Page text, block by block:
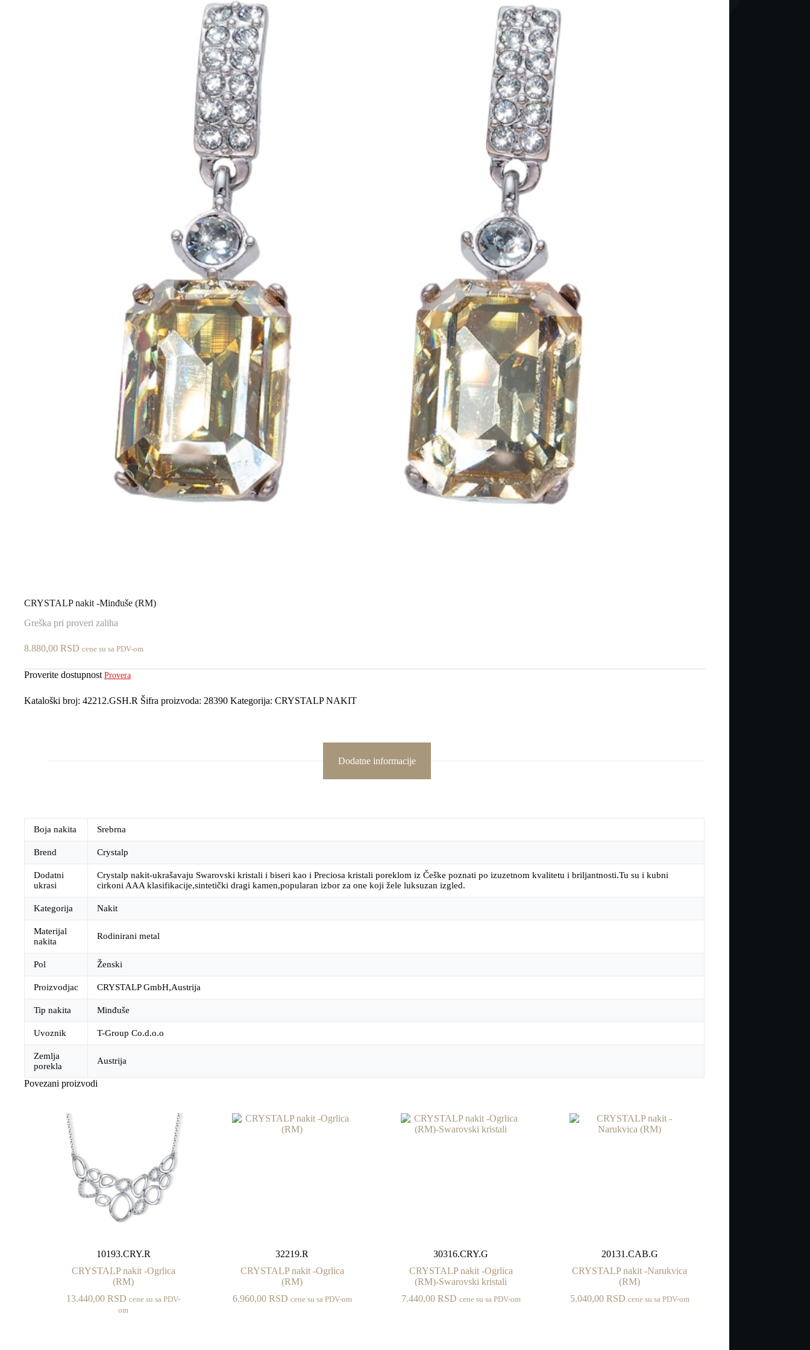
CRYSTALP nakit -Minđuše (RM)
Greška pri proveri zaliha
8.880,00 RSD cene su sa PDV-om
Proverite dostupnost Provera
Kataloški broj: 42212.GSH.R Šifra proizvoda: 28390 Kategorija: CRYSTALP NAKIT
Dodatne informacije
Boja nakita Srebrna
Brend Crystalp
Dodatni
ukrasi
Crystalp nakit-ukrašavaju Swarovski kristali i biseri kao i Preciosa kristali poreklom iz Češke poznati po izuzetnom kvalitetu i briljantnosti.Tu su i kubni
cirkoni AAA klasifikacije,sintetički dragi kamen,popularan izbor za one koji žele luksuzan izgled.
Kategorija Nakit
Materijal
nakita
Rodinirani metal
Pol Ženski
Proizvodjac CRYSTALP GmbH,Austrija
Tip nakita Minđuše
Uvoznik T-Group Co.d.o.o
Zemlja
porekla
Austrija
Povezani proizvodi
10193.CRY.R
CRYSTALP nakit -Ogrlica
(RM)
13.440,00RSD cene su sa PDV-
om
32219.R
CRYSTALP nakit -Ogrlica
(RM)
6.960,00 RSD cene su sa PDV-om
30316.CRY.G
CRYSTALP nakit -Ogrlica
(RM)-Swarovski kristali
7.440,00 RSD cene su sa PDV-om
20131.CAB.G
CRYSTALP nakit -Narukvica
(RM)
5.040,00 RSD cene su sa PDV-om